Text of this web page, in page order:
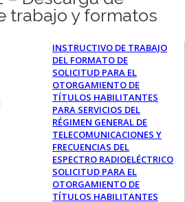
trabajo y formatos
INSTRUCTIVO DE TRABAJO
DEL FORMATO DE
SOLICITUD PARA EL
OTORGAMIENTO DE
TÍTULOS HABILITANTES
PARA SERVICIOS DEL
RÉGIMEN GENERAL DE
TELECOMUNICACIONES Y
FRECUENCIAS DEL
ESPECTRO RADIOELÉCTRICO
SOLICITUD PARA EL
OTORGAMIENTO DE
TÍTULOS HABILITANTES